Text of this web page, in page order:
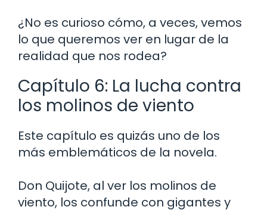
¿No es curioso cómo, a veces, vemos
lo que queremos ver en lugar de la
realidad que nos rodea?
Capítulo 6: La lucha contra
los molinos de viento
Este capítulo es quizás uno de los
más emblemáticos de la novela.
Don Quijote, al ver los molinos de
viento, los confunde con gigantes y